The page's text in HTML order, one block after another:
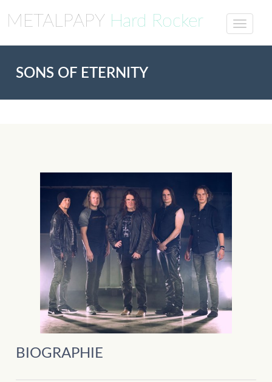
METALPAPY Hard Rocker
SONS OF ETERNITY
BIOGRAPHIE